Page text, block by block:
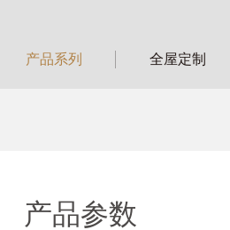
产品系列 全屋定制
产品参数